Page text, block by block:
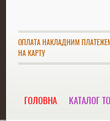
ОПЛАТА НАКЛАДНИМ
НА КАРТУ
ГОЛОВНА КАТАЛОГ